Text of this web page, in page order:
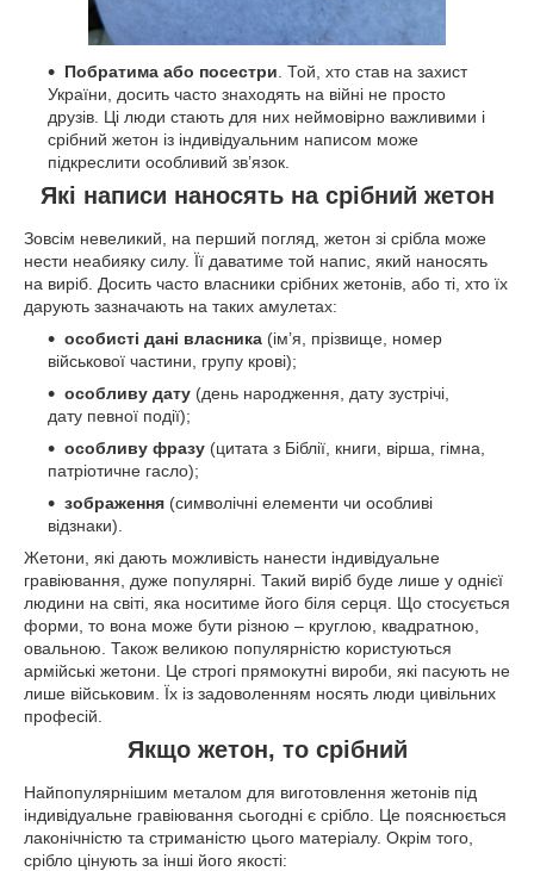
Побратима або посестри. Той, хто став на захист
України, досить часто знаходять на війні не просто
друзів. Ці люди стають для них неймовірно важливими і
срібний жетон із індивідуальним написом може
підкреслити особливий зв’язок.
Які написи наносять на срібний жетон
Зовсім невеликий, на перший погляд, жетон зі срібла може
нести неабияку силу. Її даватиме той напис, який наносять
на виріб. Досить часто власники срібних жетонів, або ті, хто їх
дарують зазначають на таких амулетах:
особисті дані власника (ім’я, прізвище, номер
військової частини, групу крові);
особливу дату (день народження, дату зустрічі,
дату певної події);
особливу фразу (цитата з Біблії, книги, вірша, гімна,
патріотичне гасло);
зображення (символічні елементи чи особливі
відзнаки).
Жетони, які дають можливість нанести індивідуальне
гравіювання, дуже популярні. Такий виріб буде лише у однієї
людини на світі, яка носитиме його біля серця. Що стосується
форми, то вона може бути різною – круглою, квадратною,
овальною. Також великою популярністю користуються
армійські жетони. Це строгі прямокутні вироби, які пасують не
лише військовим. Їх із задоволенням носять люди цивільних
професій.
Якщо жетон, то срібний
Найпопулярнішим металом для виготовлення жетонів під
індивідуальне гравіювання сьогодні є срібло. Це пояснюється
лаконічністю та стриманістю цього матеріалу. Окрім того,
срібло цінують за інші його якості: